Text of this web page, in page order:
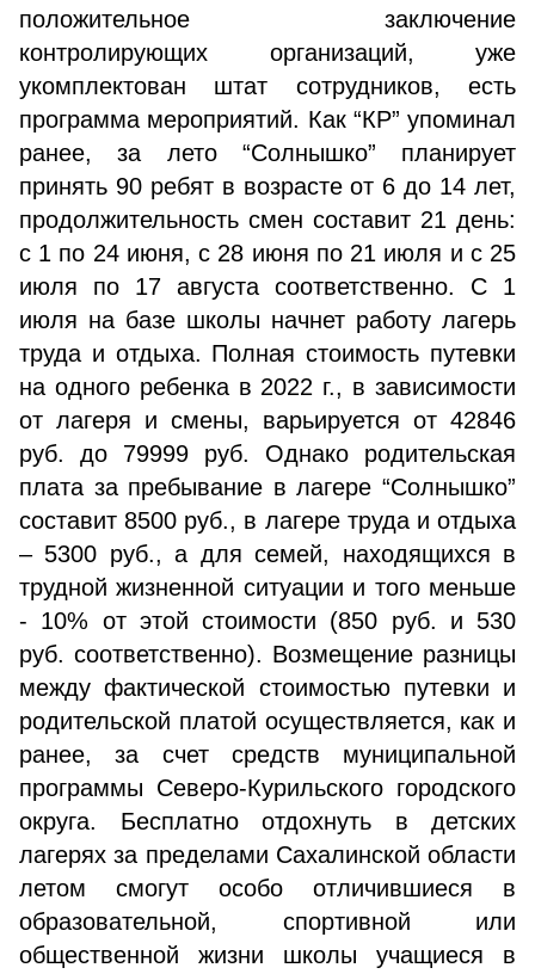
положительное заключение
контролирующих организаций, уже
укомплектован штат сотрудников, есть
программа мероприятий. Как “КР” упоминал
ранее, за лето “Солнышко” планирует
принять 90 ребят в возрасте от 6 до 14 лет,
продолжительность смен составит 21 день:
с 1 по 24 июня, с 28 июня по 21 июля и с 25
июля по 17 августа соответственно. С 1
июля на базе школы начнет работу лагерь
труда и отдыха. Полная стоимость путевки
на одного ребенка в 2022 г., в зависимости
от лагеря и смены, варьируется от 42846
руб. до 79999 руб. Однако родительская
плата за пребывание в лагере “Солнышко”
составит 8500 руб., в лагере труда и отдыха
– 5300 руб., а для семей, находящихся в
трудной жизненной ситуации и того меньше
- 10% от этой стоимости (850 руб. и 530
руб. соответственно). Возмещение разницы
между фактической стоимостью путевки и
родительской платой осуществляется, как и
ранее, за счет средств муниципальной
программы Северо-Курильского городского
округа. Бесплатно отдохнуть в детских
лагерях за пределами Сахалинской области
летом смогут особо отличившиеся в
образовательной, спортивной или
общественной жизни школы учащиеся в